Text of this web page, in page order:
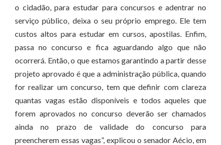
o cidadão, para estudar para concursos e adentrar no
serviço público, deixa o seu próprio emprego. Ele tem
custos altos para estudar em cursos, apostilas. Enfim,
passa no concurso e fica aguardando algo que não
ocorrerá. Então, o que estamos garantindo a partir desse
projeto aprovado é que a administração pública, quando
for realizar um concurso, tem que definir com clareza
quantas vagas estão disponíveis e todos aqueles que
forem aprovados no concurso deverão ser chamados
ainda no prazo de validade do concurso para
preencherem essas vagas”, explicou o senador Aécio, em